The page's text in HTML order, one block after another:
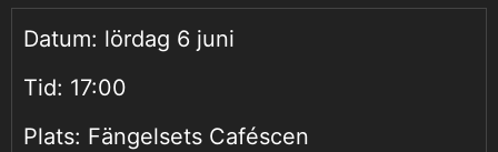
Datum: lördag 6 juni
Tid: 17:00
Plats: Fängelsets Caféscen